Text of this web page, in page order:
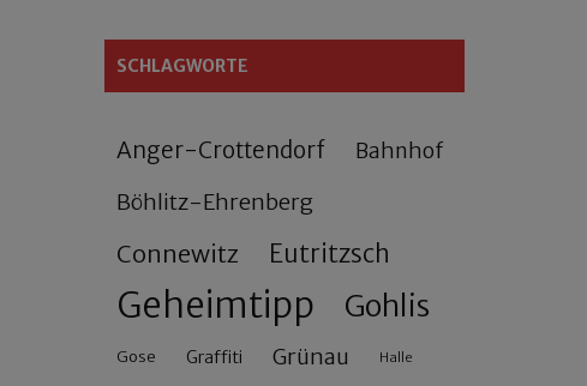
SCHLAGWORTE
Anger-Crottendorf Bahnhof
Böhlitz-Ehrenberg
Connewitz Eutritzsch
Geheimtipp Gohlis
Gose Graffiti Grünau Halle